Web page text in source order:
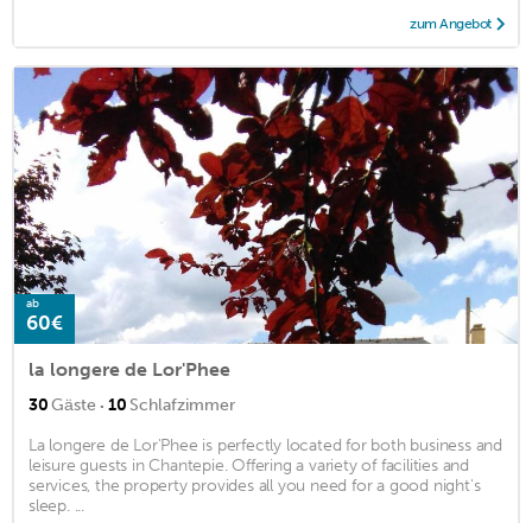
zum Angebot
ab
60€
la longere de Lor'Phee
30Gäste · 10 Schlafzimmer
La longere de Lor'Phee is perfectly located for both business and
leisure guests in Chantepie. Offering a variety of facilities and
services, the property provides all you need for a good night's
sleep. ...